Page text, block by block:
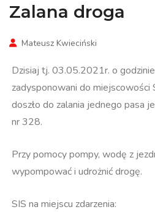
Zalana droga
Mateusz Kwieciński
Dzisiaj tj. 03.05.2021r. o
zadysponowani do miejscowości
doszło do zalania jednego pasa
nr 328.
Przy pomocy pompy, wodę z
wypompować i udrożnić drogę.
SIS na miejscu zdarzenia: